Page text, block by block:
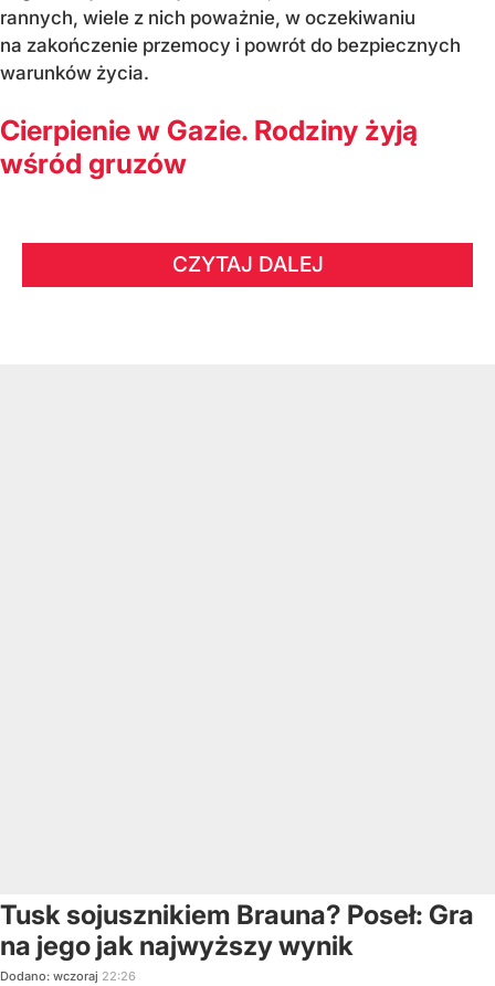
rannych, wiele z nich poważnie, w oczekiwaniu
na zakończenie przemocy i powrót do bezpiecznych
warunków życia.
Cierpienie w Gazie. Rodziny żyją
wśród gruzów
CZYTAJ DALEJ
Tusk sojusznikiem Brauna? Poseł: Gra
na jego jak najwyższy wynik
Dodano: wczoraj 22:26